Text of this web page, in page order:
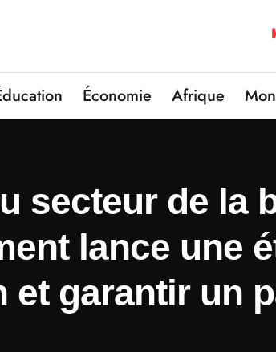
Économie Afrique
secteur de la
lance une
et garantir un